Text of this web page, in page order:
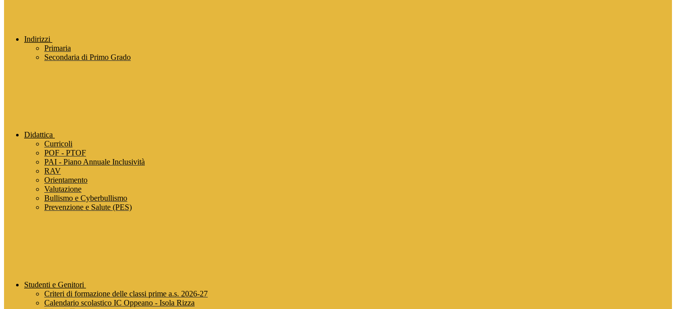
Indirizzi
Primaria
Secondaria di Primo Grado
Didattica
Curricoli
POF - PTOF
PAI - Piano Annuale Inclusività
RAV
Orientamento
Valutazione
Bullismo e Cyberbullismo
Prevenzione e Salute (PES)
Studenti e Genitori
Criteri di formazione delle classi prime a.s. 2026-27
Calendario scolastico IC Oppeano - Isola Rizza